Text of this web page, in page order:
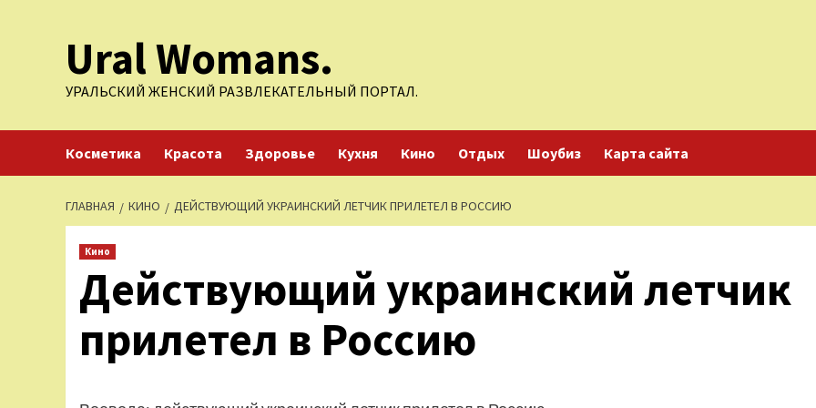
содержимомуUral Womans.
УРАЛЬСКИЙ ЖЕНСКИЙ РАЗВЛЕКАТЕЛЬНЫЙ ПОРТАЛ.
Косметика Красота Здоровье Кухня Кино Отдых Шоубиз Карта сайта
ГЛАВНАЯ КИНО ДЕЙСТВУЮЩИЙ УКРАИНСКИЙ ЛЕТЧИК ПРИЛЕТЕЛ В РОССИЮ
Кино
Действующий украинский летчик
прилетел в Россию